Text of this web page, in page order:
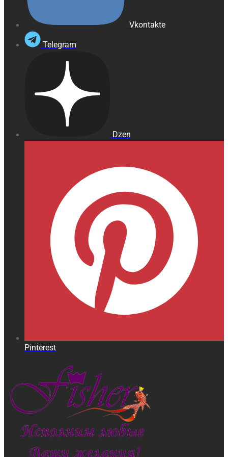
Vkontakte
Telegram
Dzen
Pinterest